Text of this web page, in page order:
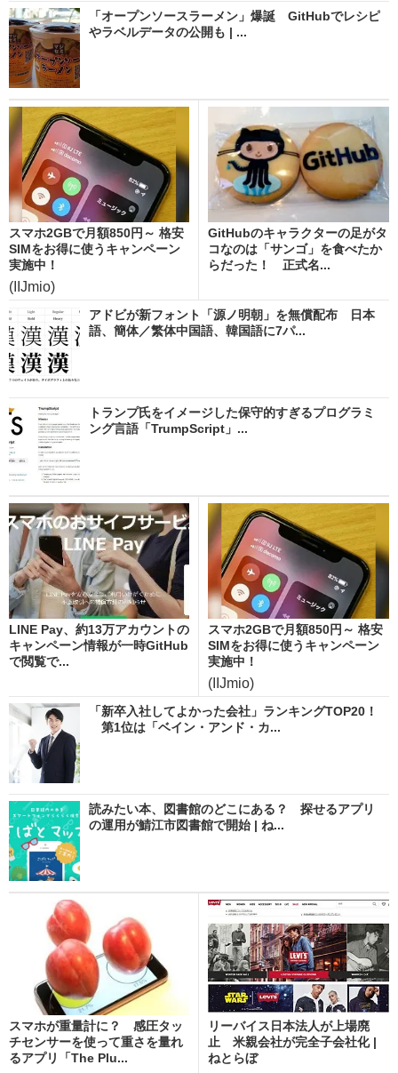
「オープンソースラーメン」爆誕 GitHubでレシピ
やラベルデータの公開も | ...
スマホ2GBで月額850円～ 格安
SIMをお得に使うキャンペーン
実施中！
(IIJmio)
GitHubのキャラクターの足がタ
コなのは「サンゴ」を食べたか
らだった！ 正式名...
アドビが新フォント「源ノ明朝」を無償配布 日本
語、簡体／繁体中国語、韓国語に7パ...
トランプ氏をイメージした保守的すぎるプログラミ
ング言語「TrumpScript」...
LINE Pay、約13万アカウントの
キャンペーン情報が一時GitHub
で閲覧で...
スマホ2GBで月額850円～ 格安
SIMをお得に使うキャンペーン
実施中！
(IIJmio)
「新卒入社してよかった会社」ランキングTOP20！
第1位は「ベイン・アンド・カ...
読みたい本、図書館のどこにある？ 探せるアプリ
の運用が鯖江市図書館で開始 | ね...
スマホが重量計に？ 感圧タッ
チセンサーを使って重さを量れ
るアプリ「The Plu...
リーバイス日本法人が上場廃
止 米親会社が完全子会社化 |
ねとらぼ